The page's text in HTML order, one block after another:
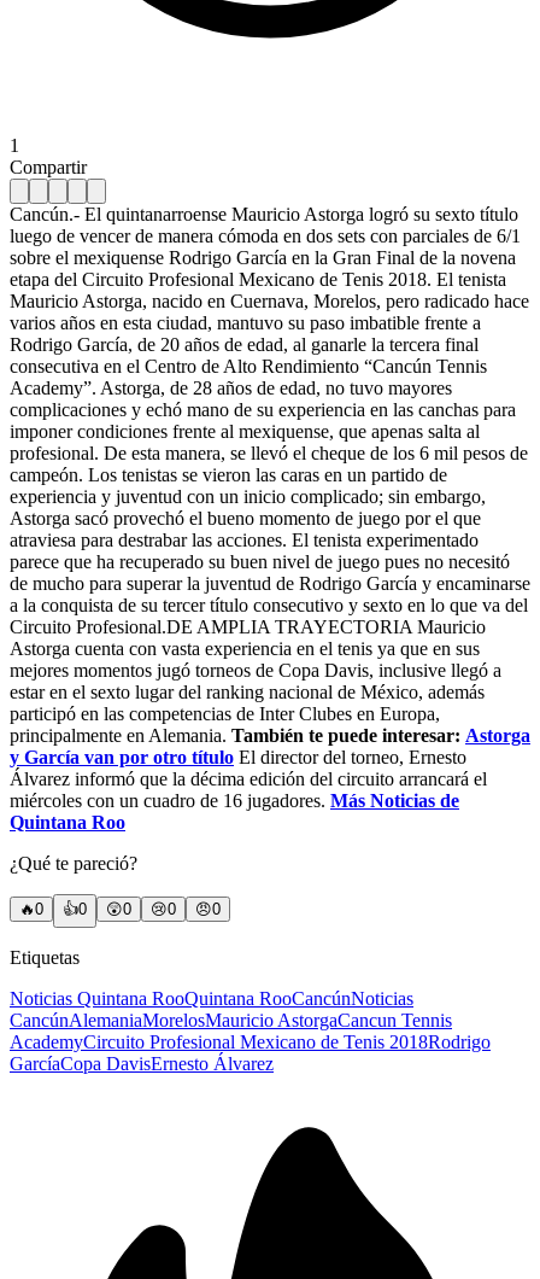
1
Compartir
Cancún.- El quintanarroense Mauricio Astorga logró su sexto título
luego de vencer de manera cómoda en dos sets con parciales de 6/1
sobre el mexiquense Rodrigo García en la Gran Final de la novena
etapa del Circuito Profesional Mexicano de Tenis 2018. El tenista
Mauricio Astorga, nacido en Cuernava, Morelos, pero radicado hace
varios años en esta ciudad, mantuvo su paso imbatible frente a
Rodrigo García, de 20 años de edad, al ganarle la tercera final
consecutiva en el Centro de Alto Rendimiento “Cancún Tennis
Academy”. Astorga, de 28 años de edad, no tuvo mayores
complicaciones y echó mano de su experiencia en las canchas para
imponer condiciones frente al mexiquense, que apenas salta al
profesional. De esta manera, se llevó el cheque de los 6 mil pesos de
campeón. Los tenistas se vieron las caras en un partido de
experiencia y juventud con un inicio complicado; sin embargo,
Astorga sacó provechó el bueno momento de juego por el que
atraviesa para destrabar las acciones. El tenista experimentado
parece que ha recuperado su buen nivel de juego pues no necesitó
de mucho para superar la juventud de Rodrigo García y encaminarse
a la conquista de su tercer título consecutivo y sexto en lo que va del
Circuito Profesional.DE AMPLIA TRAYECTORIA Mauricio
Astorga cuenta con vasta experiencia en el tenis ya que en sus
mejores momentos jugó torneos de Copa Davis, inclusive llegó a
estar en el sexto lugar del ranking nacional de México, además
participó en las competencias de Inter Clubes en Europa,
principalmente en Alemania. También te puede interesar: Astorga
y García van por otro título El director del torneo, Ernesto
Álvarez informó que la décima edición del circuito arrancará el
miércoles con un cuadro de 16 jugadores. Más Noticias de
Quintana Roo
¿Qué te pareció?
🔥0 👍0 😲0 😢0 😠0
Etiquetas
Noticias Quintana RooQuintana RooCancúnNoticias
CancúnAlemaniaMorelosMauricio AstorgaCancun Tennis
AcademyCircuito Profesional Mexicano de Tenis 2018Rodrigo
GarcíaCopa DavisErnesto Álvarez